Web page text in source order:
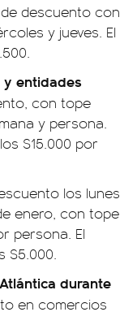
de descuento con
y jueves. El
y entidades
con tope
y persona.
$15.000 por
los lunes
enero, con tope
persona. El
$5.000.
durante
en comercios